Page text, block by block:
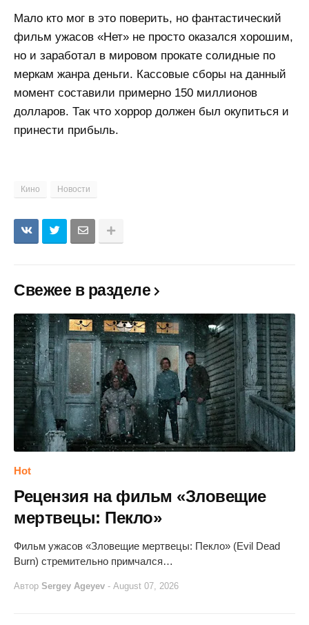
Мало кто мог в это поверить, но фантастический
фильм ужасов «Нет» не просто оказался хорошим,
но и заработал в мировом прокате солидные по
меркам жанра деньги. Кассовые сборы на данный
момент составили примерно 150 миллионов
долларов. Так что хоррор должен был окупиться и
принести прибыль.
Кино Новости
Свежее в разделе
Hot
Рецензия на фильм «Зловещие
мертвецы: Пекло»
Фильм ужасов «Зловещие мертвецы: Пекло» (Evil Dead
Burn) стремительно примчался…
Автор Sergey Ageyev - August 07, 2026